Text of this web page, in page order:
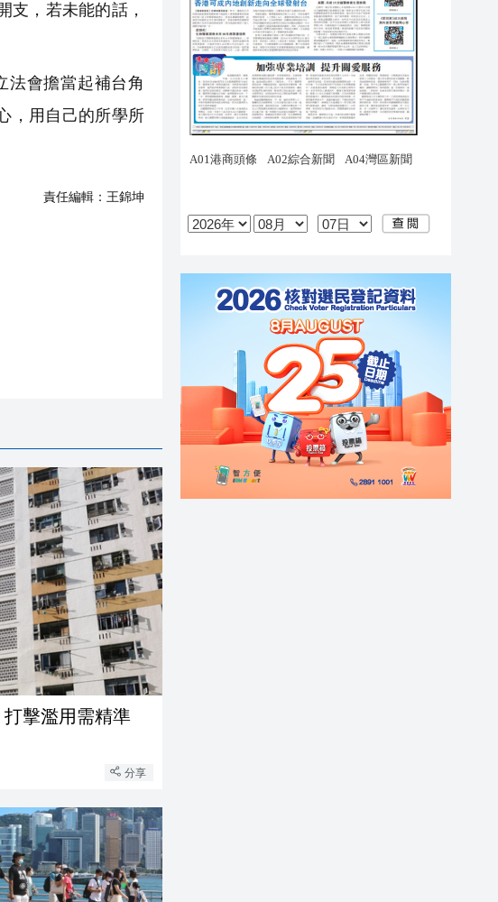
支，若未能的話，
會擔當起補台角
，用自己的所學所
責任編輯： 王錦坤
打擊濫用需精準
分享